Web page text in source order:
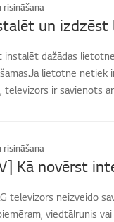
risināšana
un
instalēt dažādas
lietotne netiek
televizors ir savienots
risināšana
Kā novērst
televizors neizveido
viedtālrunis